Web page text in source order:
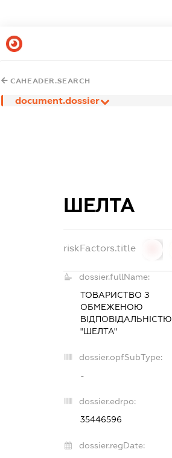
CAHEADER.SEARCH
document.dossier
ШЕЛТА
riskFactors.title
dossier.fullName:
ТОВАРИСТВО З
ОБМЕЖЕНОЮ
ВІДПОВІДАЛЬНІСТЮ
"ШЕЛТА"
dossier.opfSubType:
-
dossier.edrpo:
35446596
dossier.regDate: